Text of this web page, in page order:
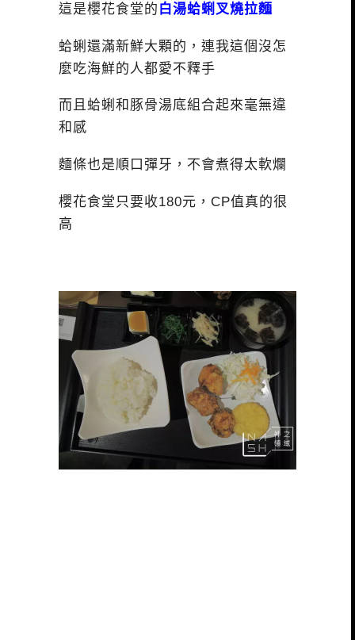
這是櫻花食堂的 白湯蛤蜊叉燒拉麵
蛤蜊還滿新鮮大顆的，連我這個沒怎
麼吃海鮮的人都愛不釋手
而且蛤蜊和豚骨湯底組合起來毫無違
和感
麵條也是順口彈牙，不會煮得太軟爛
櫻花食堂只要收180元，CP值真的很
高